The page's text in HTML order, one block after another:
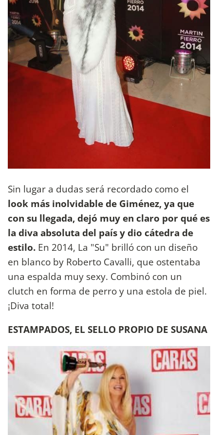
Sin lugar a dudas será recordado como el
look más inolvidable de Giménez, ya que
con su llegada, dejó muy en claro por qué es
la diva absoluta del país y dio cátedra de
estilo. En 2014, La "Su" brilló con un diseño
en blanco by Roberto Cavalli, que ostentaba
una espalda muy sexy. Combinó con un
clutch en forma de perro y una estola de piel.
¡Diva total!
ESTAMPADOS, EL SELLO PROPIO DE SUSANA